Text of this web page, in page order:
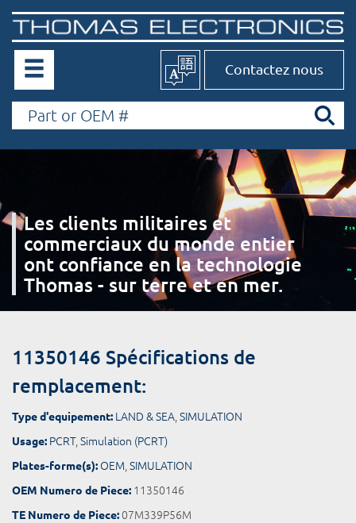
Contactez nous
Les clients militaires et
commerciaux du monde entier
ont confiance en la technologie
Thomas - sur terre et en mer.
11350146 Spécifications de
remplacement:
Type d'equipement: LAND & SEA,SIMULATION
Usage: PCRT,Simulation (PCRT)
Plates-forme(s): OEM,SIMULATION
OEM Numero de Piece: 11350146
TE Numero de Piece:07M339P56M